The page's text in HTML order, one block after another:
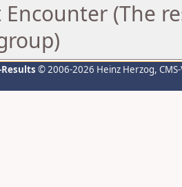
(The
© 2006-2026 Heinz Herzog,